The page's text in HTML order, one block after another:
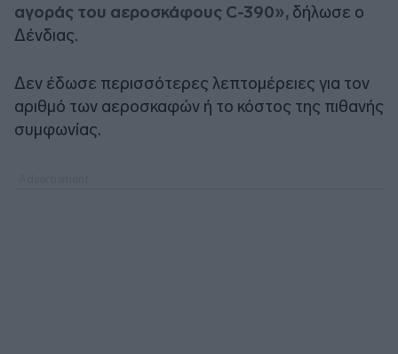
αγοράς του αεροσκάφους C-390», δήλωσε ο
Δένδιας.
Δεν έδωσε περισσότερες λεπτομέρειες για τον
αριθμό των αεροσκαφών ή το κόστος της πιθανής
συμφωνίας.